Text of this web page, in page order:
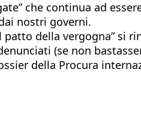
che continua ad
nostri governi.
della vergogna” si
(se non
della Procura